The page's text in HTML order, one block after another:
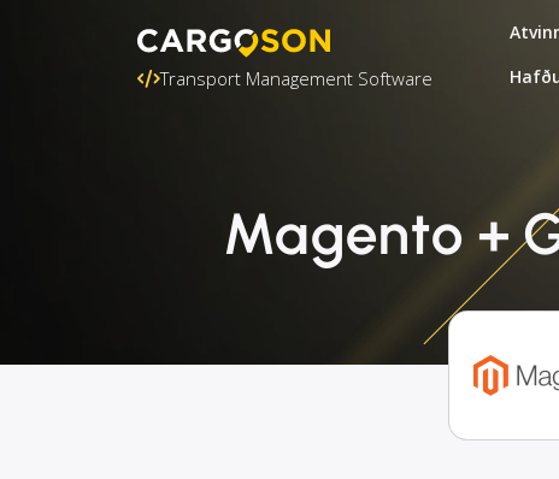
Transport Management Software
Magento +